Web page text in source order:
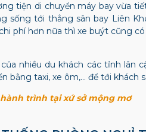
tiện di chuyển máy bay vừa
sống tới thẳng sân bay Liên
phí hơn nữa thì xe buýt cũng có
nhiều du khách các tỉnh lân
bằng taxi, xe ôm,… để tới khách
trình tại xứ sở mộng mơ